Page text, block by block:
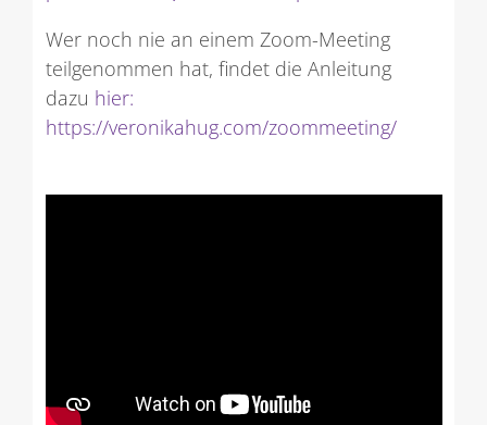
Wer noch nie an einem Zoom-Meeting
teilgenommen hat, findet die Anleitung
dazu hier:
https://veronikahug.com/zoommeeting/